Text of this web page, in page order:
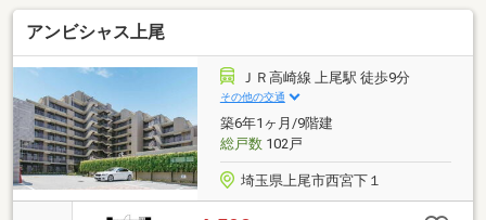
で防犯・利便性に優れた住環境・玄関前ポーチに専用
トランクルーム付き・WICを備えた収納力の高い
3LDK・ペット飼育可（細則あり）・徒歩圏内にコンビ
ニ/スーパー/ショッピングセンターなど生活施設が充
実【リフォーム】～2026年7月完了～・クロス、CFシ
ート貼替・フローリング貼替・新規交換≪キッチン、
洗面台、トイレ、浴室、給湯器≫・ハウスクリーニン
グ
アンビシャス上尾
ＪＲ高崎線 上尾駅 徒歩9分
その他の交通
築6年1ヶ月/9階建
総戸数102戸
埼玉県上尾市西宮下１